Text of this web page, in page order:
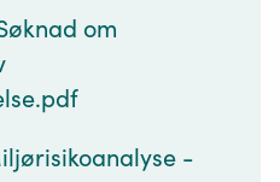
om
-